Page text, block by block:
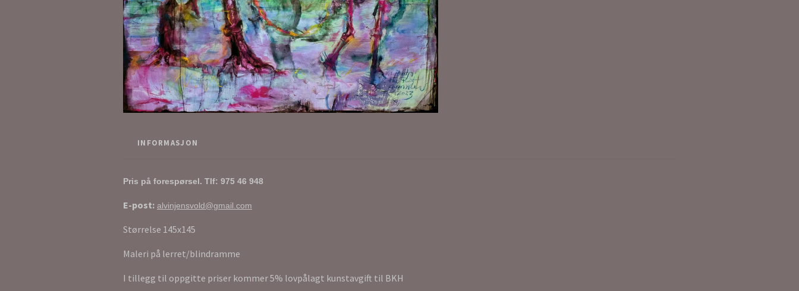
INFORMASJON
Pris på forespørsel. Tlf: 975 46 948
E-post: alvinjensvold@gmail.com
Størrelse 145x145
Maleri på lerret/blindramme
I tillegg til oppgitte priser kommer 5% lovpålagt kunstavgift til BKH